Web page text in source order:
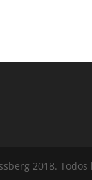
2018.